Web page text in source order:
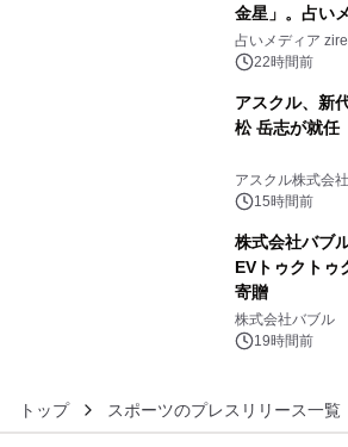
金星」。占い
ングを発表
占いメディア
22時間前
アスクル、新
松 岳志が就任
アスクル株式会社
15時間前
株式会社バブ
EVトゥクトゥ
寄贈
株式会社バブル
19時間前
トップ スポーツのプレスリリース一覧